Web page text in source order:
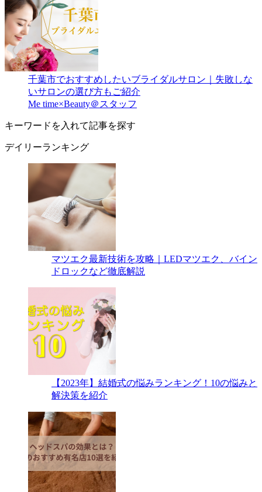
千葉市でおすすめしたいブライダルサロン｜失敗しな
いサロンの選び方もご紹介
Me time×Beauty＠スタッフ
キーワードを入れて記事を探す
デイリーランキング
マツエク最新技術を攻略｜LEDマツエク、バイン
ドロックなど徹底解説
【2023年】結婚式の悩みランキング！10の悩みと
解決策を紹介